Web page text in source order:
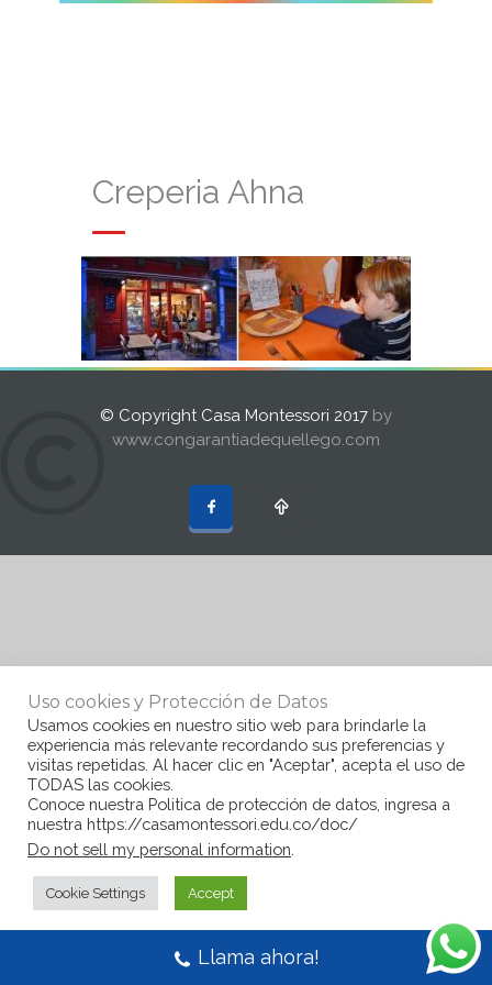
Creperia Ahna
© Copyright Casa Montessori 2017 by
www.congarantiadequellego.com
Uso cookies y Protección de Datos
Usamos cookies en nuestro sitio web para brindarle la
experiencia más relevante recordando sus preferencias y
visitas repetidas. Al hacer clic en "Aceptar", acepta el uso de
TODAS las cookies.
Conoce nuestra Politica de protección de datos, ingresa a
nuestra https://casamontessori.edu.co/doc/
Do not sell my personal information
Cookie Settings Accept
Llama ahora!